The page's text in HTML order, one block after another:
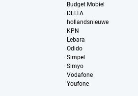
Budget Mobiel
DELTA
hollandsnieuwe
KPN
Lebara
Odido
Simpel
Simyo
Vodafone
Youfone